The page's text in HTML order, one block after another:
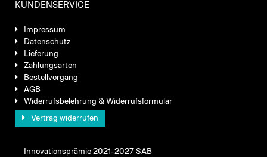
KUNDENSERVICE
Impressum
Datenschutz
Lieferung
Zahlungsarten
Bestellvorgang
AGB
Widerrufsbelehrung & Widerrufsformular
Vertrag widerrufen
Innovationsprämie 2021-2027 SAB